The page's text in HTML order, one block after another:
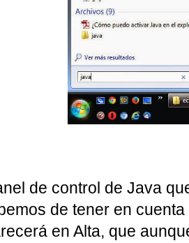
de control de Java
de tener en
en Alta, que